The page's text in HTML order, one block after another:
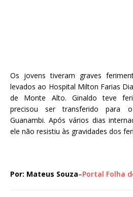
Os jovens tiveram graves
levados ao Hospital Milton Farias
de Monte Alto. Ginaldo teve
precisou ser transferido para
Guanambi. Após vários dias
ele não resistiu às gravidades dos
Por: Mateus Souza–Portal Folha